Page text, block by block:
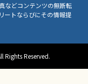
などコンテンツの無断転
ートならびにその情報提
Reserved.